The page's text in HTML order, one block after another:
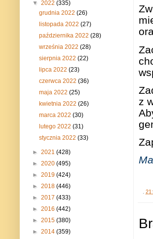
z
.
▼ 2022 (335)
grudnia 2022(26)
listopada 2022(27)
października 2022(28)
września 2022(28)
sierpnia 2022(22)
lipca 2022(23)
czerwca 2022(36)
maja 2022(25)
kwietnia 2022(26)
marca 2022(30)
lutego 2022(31)
stycznia 2022(33)
► 2021 (428)
► 2020 (495)
► 2019 (424)
► 2018 (446)
► 2017 (433)
► 2016 (442)
► 2015 (380)
► 2014 (359)